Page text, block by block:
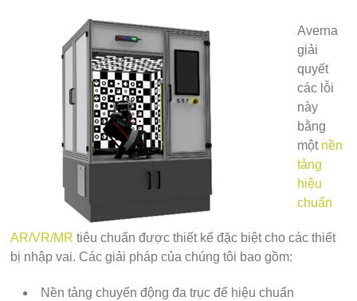
Averna
giải
quyết
các lỗi
này
bằng
một nền
tảng
hiệu
chuẩn
AR/VR/MR tiêu chuẩn được thiết kế đặc biệt cho các thiết
bị nhập vai. Các giải pháp của chúng tôi bao gồm:
Nền tảng chuyển động đa trục để hiệu chuẩn